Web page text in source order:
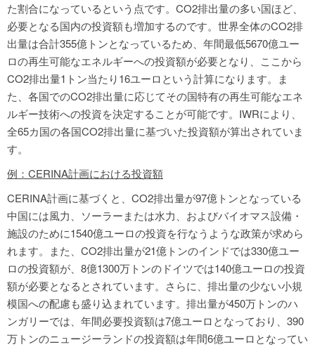
た割合になっているという点です。CO2排出量の多い国ほど、
必要となる国内の投資額も増加するのです。世界全体のCO2排
出量は合計355億トンとなっているため、年間最低5670億ユー
ロの再生可能なエネルギーへの投資額が必要となり、ここから
CO2排出量1トン当たり16ユーロという計算になります。ま
た、各国でのCO2排出量に応じてその国特有の再生可能なエネ
ルギー技術への投資を決定することが可能です。IWRにより、
全65カ国の各国CO2排出量に基づいた投資額が算出されていま
す。
例：CERINA計画における投資額
CERINA計画に基づくと、CO2排出量が97億トンとなっている
中国には風力、ソーラーまたは水力、およびバイオマス設備・
施設のために1540億ユーロの投資を行なうような政策が求めら
れます。また、CO2排出量が21億トンのインドでは330億ユー
ロの投資額が、8億1300万トンのドイツでは140億ユーロの投資
額が必要となるとされています。さらに、排出量の少ない小規
模国への配慮も盛り込まれています。排出量が450万トンのハ
ンガリーでは、年間必要投資額は7億ユーロとなっており、390
万トンのニュージーランドの投資額は年間6億ユーロとなってい